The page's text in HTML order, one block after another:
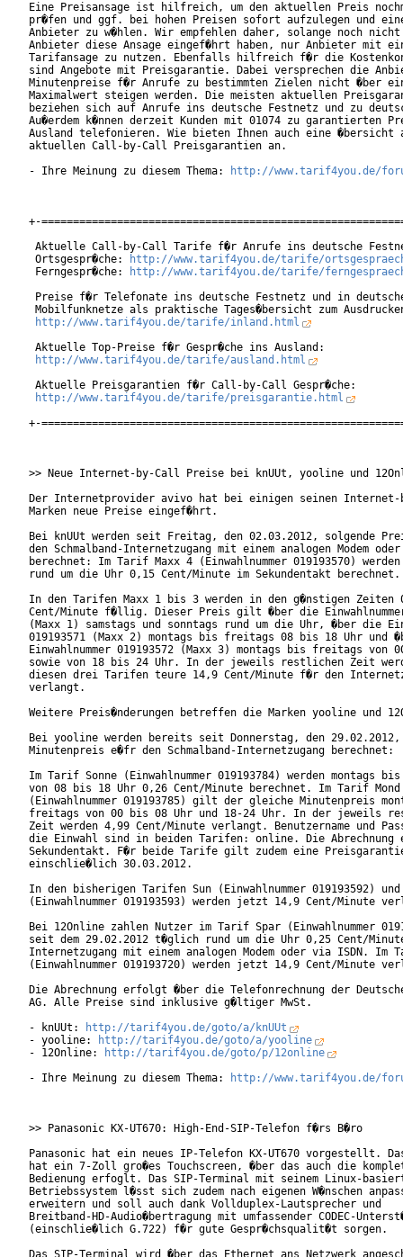
Eine Preisansage ist hilfreich, um den aktuellen Preis
pr�fen und ggf. bei hohen Preisen sofort aufzulegen und
Anbieter zu w�hlen. Wir empfehlen daher, solange noch
Anbieter diese Ansage eingef�hrt haben, nur Anbieter mit
Tarifansage zu nutzen. Ebenfalls hilfreich f�r die
sind Angebote mit Preisgarantie. Dabei versprechen die
Minutenpreise f�r Anrufe zu bestimmten Zielen nicht �ber
Maximalwert steigen werden. Die meisten aktuellen
beziehen sich auf Anrufe ins deutsche Festnetz und zu
Au�erdem k�nnen derzeit Kunden mit 01074 zu garantierten
Ausland telefonieren. Wie bieten Ihnen auch eine
aktuellen Call-by-Call Preisgarantien an.
- Ihre Meinung zu diesem Thema:
http://www.tarif4you.de/
+-
Aktuelle Call-by-Call Tarife f�r Anrufe ins deutsche
Ortsgespr�che:
http://www.tarif4you.de/tarife/
Ferngespr�che:
http://www.tarif4you.de/tarife/
Preise f�r Telefonate ins deutsche Festnetz und in
Mobilfunknetze als praktische Tages�bersicht zum
http://www.tarif4you.de/tarife/inland.html
Aktuelle Top-Preise f�r Gespr�che ins Ausland:
http://www.tarif4you.de/tarife/ausland.html
Aktuelle Preisgarantien f�r Call-by-Call Gespr�che:
http://www.tarif4you.de/tarife/preisgarantie.html
+-
>> Neue Internet-by-Call Preise bei knUUt, yooline und
Der Internetprovider avivo hat bei einigen seinen Internet-
Marken neue Preise eingef�hrt.
Bei knUUt werden seit Freitag, den 02.03.2012, solgende
den Schmalband-Internetzugang mit einem analogen Modem
berechnet: Im Tarif Maxx 4 (Einwahlnummer 019193570)
rund um die Uhr 0,15 Cent/Minute im Sekundentakt berechnet.
In den Tarifen Maxx 1 bis 3 werden in den g�nstigen Zeiten
Cent/Minute f�llig. Dieser Preis gilt �ber die Einwahlnummer
(Maxx 1) samstags und sonntags rund um die Uhr, �ber die
019193571 (Maxx 2) montags bis freitags 08 bis 18 Uhr und
Einwahlnummer 019193572 (Maxx 3) montags bis freitags von
sowie von 18 bis 24 Uhr. In der jeweils restlichen Zeit
diesen drei Tarifen teure 14,9 Cent/Minute f�r den
verlangt.
Weitere Preis�nderungen betreffen die Marken yooline und
Bei yooline werden bereits seit Donnerstag, den
Minutenpreis e�fr den Schmalband-Internetzugang berechnet:
Im Tarif Sonne (Einwahlnummer 019193784) werden montags
von 08 bis 18 Uhr 0,26 Cent/Minute berechnet. Im Tarif Mond
(Einwahlnummer 019193785) gilt der gleiche Minutenpreis
freitags von 00 bis 08 Uhr und 18-24 Uhr. In der jeweils
Zeit werden 4,99 Cent/Minute verlangt. Benutzername und
die Einwahl sind in beiden Tarifen: online. Die
Sekundentakt. F�r beide Tarife gilt zudem eine
einschlie�lich 30.03.2012.
In den bisherigen Tarifen Sun (Einwahlnummer 019193592) und
(Einwahlnummer 019193593) werden jetzt 14,9 Cent/Minute
Bei 12Online zahlen Nutzer im Tarif Spar (Einwahlnummer
seit dem 29.02.2012 t�glich rund um die Uhr 0,25 Cent/
Internetzugang mit einem analogen Modem oder via ISDN. Im
(Einwahlnummer 019193720) werden jetzt 14,9 Cent/Minute
Die Abrechnung erfolgt �ber die Telefonrechnung der
AG. Alle Preise sind inklusive g�ltiger MwSt.
- knUUt:
http://tarif4you.de/goto/a/knUUt
- yooline:
http://tarif4you.de/goto/a/yooline
- 12Online:
http://tarif4you.de/goto/p/12online
- Ihre Meinung zu diesem Thema:
http://www.tarif4you.de/
>> Panasonic KX-UT670: High-End-SIP-Telefon f�rs B�ro
Panasonic hat ein neues IP-Telefon KX-UT670 vorgestellt.
hat ein 7-Zoll gro�es Touchscreen, �ber das auch die
Bedienung erfoglt. Das SIP-Terminal mit seinem Linux-
Betriebssystem l�sst sich zudem nach eigenen W�nschen
erweitern und soll auch dank Vollduplex-Lautsprecher und
Breitband-HD-Audio�bertragung mit umfassender CODEC-
(einschlie�lich G.722) f�r gute Gespr�chsqualit�t sorgen.
Das SIP-Terminal wird �ber das Ethernet ans Netzwerk